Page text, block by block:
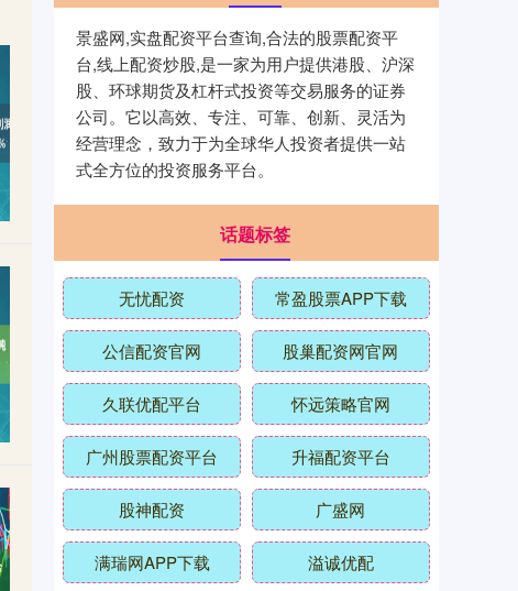
景盛网,实盘配资平台查询,合法的股票配资平
台,线上配资炒股,是一家为用户提供港股、沪深
股、环球期货及杠杆式投资等交易服务的证券
公司。它以高效、专注、可靠、创新、灵活为
经营理念，致力于为全球华人投资者提供一站
式全方位的投资服务平台。
话题标签
无忧配资 常盈股票APP下载
公信配资官网 股巢配资网官网
久联优配平台 怀远策略官网
广州股票配资平台 升福配资平台
股神配资 广盛网
满瑞网APP下载 溢诚优配